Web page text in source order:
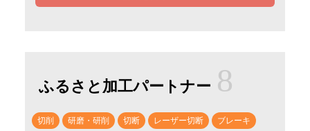
ふるさと加工パートナー 8
切削 研磨・研削 切断 レーザー切断 ブレーキ